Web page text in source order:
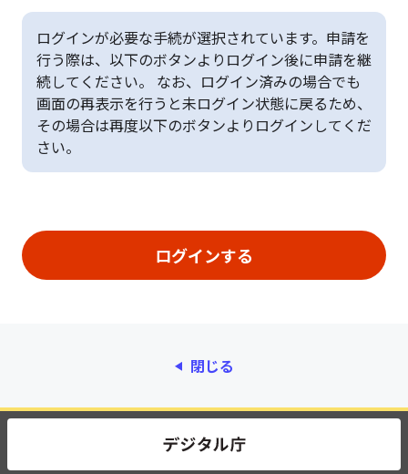
ログインが必要な手続が選択されています。申請を
行う際は、以下のボタンよりログイン後に申請を継
続してください。 なお、ログイン済みの場合でも
画面の再表示を行うと未ログイン状態に戻るため、
その場合は再度以下のボタンよりログインしてくだ
さい。
閉じる